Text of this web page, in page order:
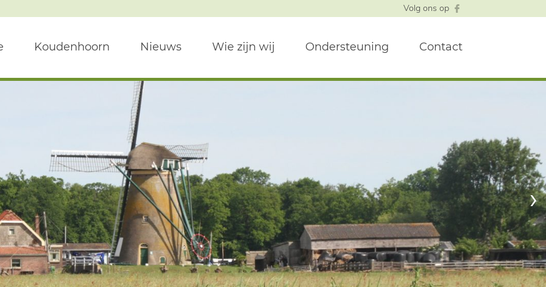
Volg ons op
Koudenhoorn Nieuws Wie zijn wij Ondersteuning Contact
›